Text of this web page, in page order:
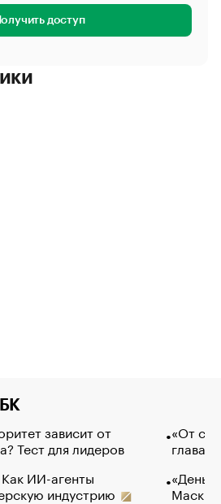
доступ
зависит от
Тест для лидеров
ИИ-агенты
индустрию
«От
глава
Маск в